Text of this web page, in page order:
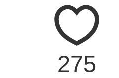
275